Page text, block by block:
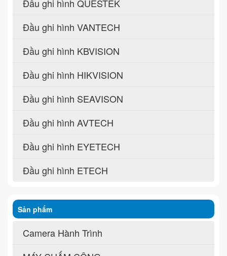
Đầu ghi hình QUESTEK
Đầu ghi hình VANTECH
Đầu ghi hình KBVISION
Đầu ghi hình HIKVISION
Đầu ghi hình SEAVISON
Đầu ghi hình AVTECH
Đầu ghi hình EYETECH
Đầu ghi hình ETECH
Sản phẩm
Camera Hành Trình